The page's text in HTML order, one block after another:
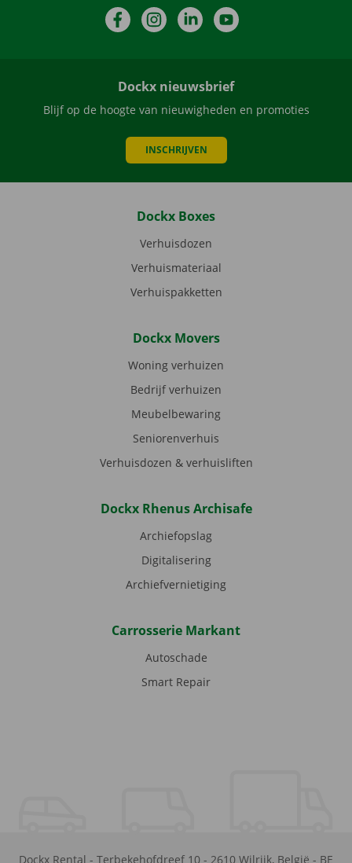
FacebookInstagramLinkedIn
Dockx nieuwsbrief
Blijf op de hoogte van nieuwigheden en promoties
INSCHRIJVEN
Dockx Boxes
Verhuisdozen
Verhuismateriaal
Verhuispakketten
Dockx Movers
Woning verhuizen
Bedrijf verhuizen
Meubelbewaring
Seniorenverhuis
Verhuisdozen & verhuisliften
Dockx Rhenus Archisafe
Archiefopslag
Digitalisering
Archiefvernietiging
Carrosserie Markant
Autoschade
Smart Repair
Dockx Rental - Terbekehofdreef 10 - 2610 Wilrijk, België - BE